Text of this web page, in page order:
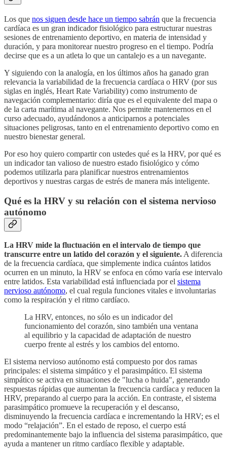
Los que nos siguen desde hace un tiempo sabrán que la frecuencia
cardíaca es un gran indicador fisiológico para estructurar nuestras
sesiones de entrenamiento deportivo, en materia de intensidad y
duración, y para monitorear nuestro progreso en el tiempo. Podría
decirse que es a un atleta lo que un cantalejo es a un navegante.
Y siguiendo con la analogía, en los últimos años ha ganado gran
relevancia la variabilidad de la frecuencia cardíaca o HRV (por sus
siglas en inglés, Heart Rate Variability) como instrumento de
navegación complementario: diría que es el equivalente del mapa o
de la carta marítima al navegante. Nos permite mantenernos en el
curso adecuado, ayudándonos a anticiparnos a potenciales
situaciones peligrosas, tanto en el entrenamiento deportivo como en
nuestro bienestar general.
Por eso hoy quiero compartir con ustedes qué es la HRV, por qué es
un indicador tan valioso de nuestro estado fisiológico y cómo
podemos utilizarla para planificar nuestros entrenamientos
deportivos y nuestras cargas de estrés de manera más inteligente.
Qué es la HRV y su relación con el sistema nervioso
autónomo
La HRV mide la fluctuación en el intervalo de tiempo que
transcurre entre un latido del corazón y el siguiente.A diferencia
de la frecuencia cardíaca, que simplemente indica cuántos latidos
ocurren en un minuto, la HRV se enfoca en cómo varía ese intervalo
entre latidos. Esta variabilidad está influenciada por el sistema
nervioso autónomo, el cual regula funciones vitales e involuntarias
como la respiración y el ritmo cardíaco.
La HRV, entonces, no sólo es un indicador del
funcionamiento del corazón, sino también una ventana
al equilibrio y la capacidad de adaptación de nuestro
cuerpo frente al estrés y los cambios del entorno.
El sistema nervioso autónomo está compuesto por dos ramas
principales: el sistema simpático y el parasimpático. El sistema
simpático se activa en situaciones de "lucha o huida", generando
respuestas rápidas que aumentan la frecuencia cardíaca y reducen la
HRV, preparando al cuerpo para la acción. En contraste, el sistema
parasimpático promueve la recuperación y el descanso,
disminuyendo la frecuencia cardíaca e incrementando la HRV; es el
modo “relajación”. En el estado de reposo, el cuerpo está
predominantemente bajo la influencia del sistema parasimpático, que
ayuda a mantener un ritmo cardíaco flexible y adaptable.